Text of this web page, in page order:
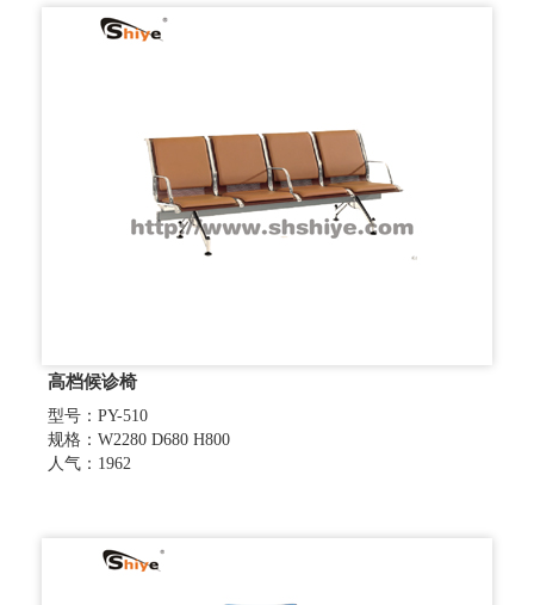
高档候诊椅
型号：PY-510
规格：W2280 D680 H800
人气：1962